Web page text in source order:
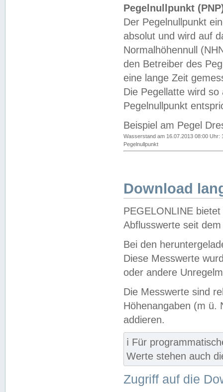
Pegelnullpunkt
Der Pegelnullpunkt
absolut und wird auf
Normalhöhennull
den Betreiber des
eine lange Zeit
Die Pegellatte wird
Pegelnullpunkt
Beispiel am Pegel
Wasserstand am 16.07.2013 08:00 Uhr:
Pegelnullpunkt
Download
PEGELONLINE
Abflusswerte seit
Bei den
Diese Messwerte
oder andere
Die Messwerte sind
Höhenangaben (m ü.
addieren.
ℹ️ Für
Werte stehen auch
Zugriff auf die